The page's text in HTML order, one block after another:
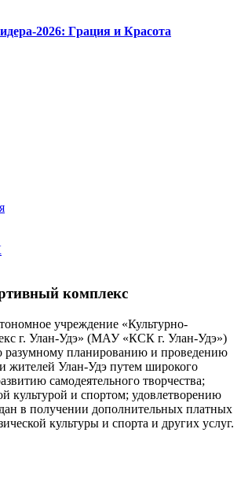
2026: Гpaция и Кpacoтa
комплекс
учреждение «Культурно-
г. Улан-Удэ» (МАУ «КСК г. Улан-Удэ»)
разумному планированию и проведению
жителей Улан-Удэ путем широкого
самодеятельного творчества;
культурой и спортом; удовлетворению
в получении дополнительных платных
культуры и спорта и других услуг.